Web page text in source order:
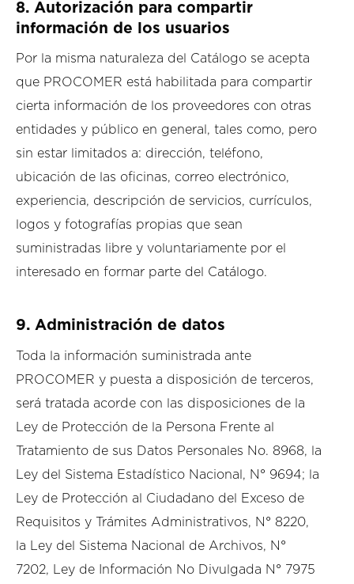
8. Autorización para compartir
información de los usuarios
Por la misma naturaleza del Catálogo se acepta
que PROCOMER está habilitada para compartir
cierta información de los proveedores con otras
entidades y público en general, tales como, pero
sin estar limitados a: dirección, teléfono,
ubicación de las oficinas, correo electrónico,
experiencia, descripción de servicios, currículos,
logos y fotografías propias que sean
suministradas libre y voluntariamente por el
interesado en formar parte del Catálogo.
9. Administración de datos
Toda la información suministrada ante
PROCOMER y puesta a disposición de terceros,
será tratada acorde con las disposiciones de la
Ley de Protección de la Persona Frente al
Tratamiento de sus Datos Personales No. 8968, la
Ley del Sistema Estadístico Nacional, N° 9694; la
Ley de Protección al Ciudadano del Exceso de
Requisitos y Trámites Administrativos, N° 8220,
la Ley del Sistema Nacional de Archivos, N°
7202, Ley de Información No Divulgada N° 7975